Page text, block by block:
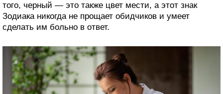
того, черный — это также цвет мести, а этот знак
Зодиака никогда не прощает обидчиков и умеет
сделать им больно в ответ.